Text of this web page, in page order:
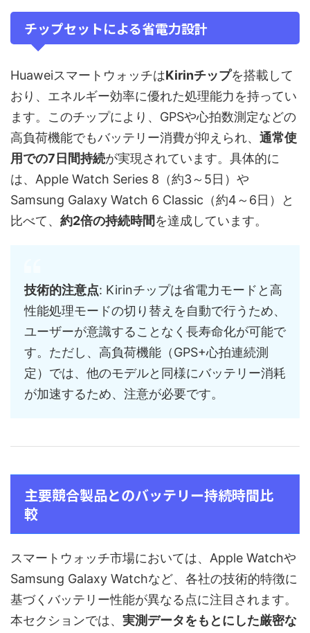
チップセットによる省電力設計
HuaweiスマートウォッチはKirinチップを搭載して
おり、エネルギー効率に優れた処理能力を持ってい
ます。このチップにより、GPSや心拍数測定などの
高負荷機能でもバッテリー消費が抑えられ、 通常使
用での7日間持続が実現されています。具体的に
は、Apple Watch Series 8（約3～5日）や
Samsung Galaxy Watch 6 Classic（約4～6日）と
比べて、 約2倍の持続時間を達成しています。
技術的注意点: Kirinチップは省電力モードと高
性能処理モードの切り替えを自動で行うため、
ユーザーが意識することなく長寿命化が可能で
す。ただし、高負荷機能（GPS+心拍連続測
定）では、他のモデルと同様にバッテリー消耗
が加速するため、注意が必要です。
主要競合製品とのバッテリー持続時間比
較
スマートウォッチ市場においては、Apple Watchや
Samsung Galaxy Watchなど、各社の技術的特徴に
基づくバッテリー性能が異なる点に注目されます。
本セクションでは、 実測データをもとにした厳密な